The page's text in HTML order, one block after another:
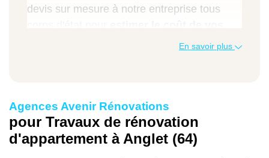
devis sur mesure à notre entreprise tous
en toute sérénité.
accompagner dans l'obtention des aides
disponibles pour vos travaux de rénovation
d'appartement à Anglet.
En savoir plus
Agences Avenir Rénovations
pour Travaux de rénovation
d'appartement à Anglet (64)